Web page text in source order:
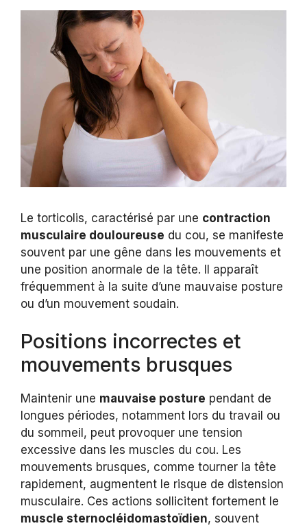
Le torticolis, caractérisé par une contraction
musculaire douloureuse du cou, se manifeste
souvent par une gêne dans les mouvements et
une position anormale de la tête. Il apparaît
fréquemment à la suite d’une mauvaise posture
ou d’un mouvement soudain.
Positions incorrectes et
mouvements brusques
Maintenir une mauvaise posture pendant de
longues périodes, notamment lors du travail ou
du sommeil, peut provoquer une tension
excessive dans les muscles du cou. Les
mouvements brusques, comme tourner la tête
rapidement, augmentent le risque de distension
musculaire. Ces actions sollicitent fortement le
muscle sternocléidomastoïdien, souvent